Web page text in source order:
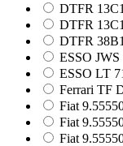
DTFR
DTFR
DTFR
ESSO JWS
ESSO LT
Ferrari TF
Fiat
Fiat
Fiat